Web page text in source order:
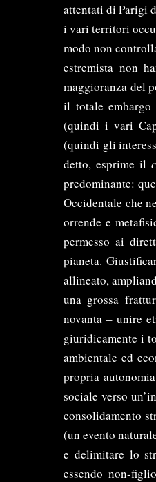
attentati di Parigi
i vari territori
modo non
estremista non
maggioranza del
il totale
(quindi i vari
(quindi gli
detto, esprime il